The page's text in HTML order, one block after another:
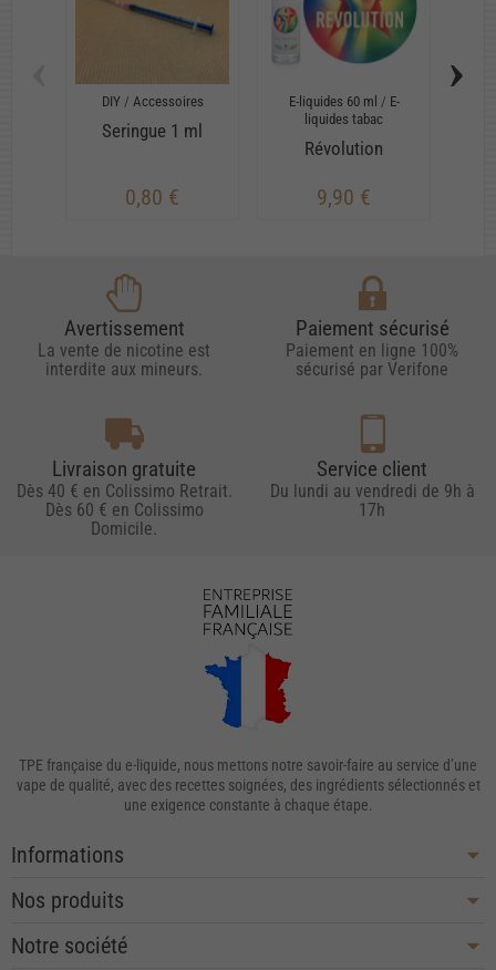
DIY / Accessoires
Seringue 1 ml
0,80 €
E-liquides 60 ml / E-
liquides tabac
Révolution
9,90 €
›
Avertissement
La vente de nicotine est
interdite aux mineurs.
Paiement sécurisé
Paiement en ligne 100%
sécurisé par Verifone
Livraison gratuite
Dès 40 € en Colissimo Retrait.
Dès 60 € en Colissimo
Domicile.
Service client
Du lundi au vendredi de 9h à
17h
TPE française du e-liquide, nous mettons notre savoir-faire au service d’une
vape de qualité, avec des recettes soignées, des ingrédients sélectionnés et
une exigence constante à chaque étape.
Informations
Nos produits
Notre société